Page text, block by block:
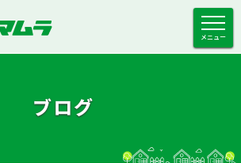
メニュー
ブログ